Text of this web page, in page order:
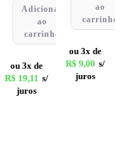
Adicionar
ao
carrinho
ou 3x de
R$ 19,11 s/
juros
ao
carrinho
ou 3x de
R$ 9,00 s/
juros